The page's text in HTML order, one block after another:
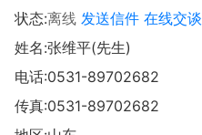
状态:离线 发送信件 在线交谈
姓名:张维平(先生)
电话:0531-89702682
传真:0531-89702682